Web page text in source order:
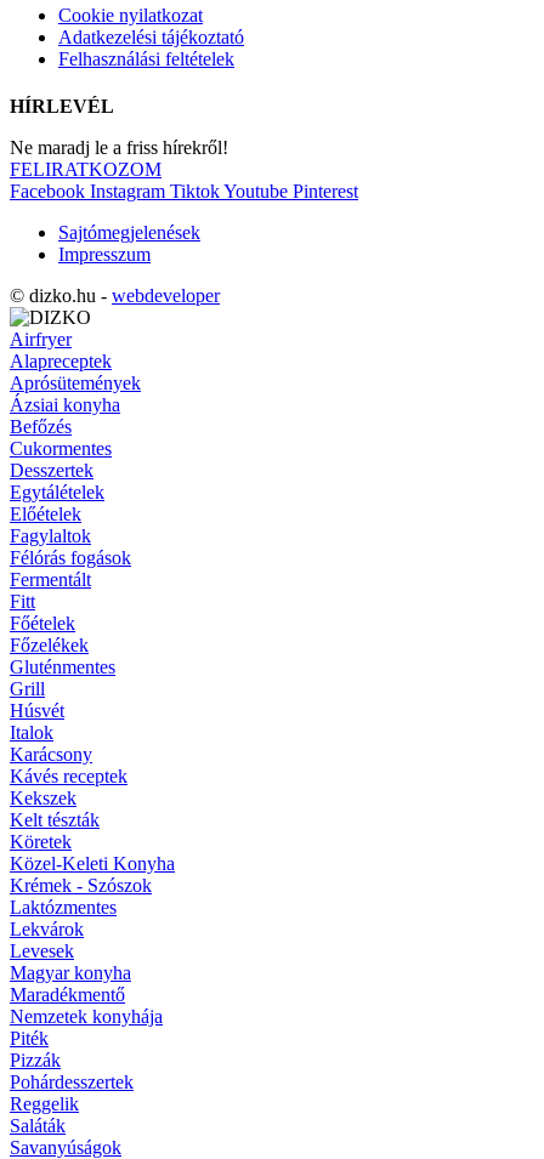
Cookie nyilatkozat
Adatkezelési tájékoztató
Felhasználási feltételek
HÍRLEVÉL
Ne maradj le a friss hírekről!
FELIRATKOZOM
Facebook Instagram TiktokYoutube Pinterest
Sajtómegjelenések
Impresszum
© dizko.hu - webdeveloper
Airfryer
Alapreceptek
Aprósütemények
Ázsiai konyha
Befőzés
Cukormentes
Desszertek
Egytálételek
Előételek
Fagylaltok
Félórás fogások
Fermentált
Fitt
Főételek
Főzelékek
Gluténmentes
Grill
Húsvét
Italok
Karácsony
Kávés receptek
Kekszek
Kelt tészták
Köretek
Közel-Keleti Konyha
Krémek - Szószok
Laktózmentes
Lekvárok
Levesek
Magyar konyha
Maradékmentő
Nemzetek konyhája
Piték
Pizzák
Pohárdesszertek
Reggelik
Saláták
Savanyúságok